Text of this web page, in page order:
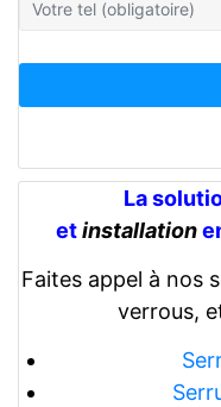
La
etinstallation
Faites appel à nos
verrous,